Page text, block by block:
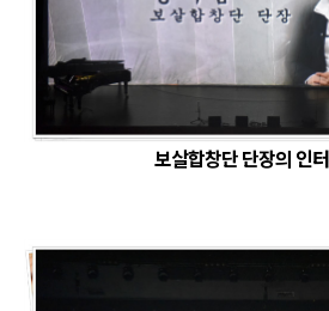
보살합창단 단장의 인